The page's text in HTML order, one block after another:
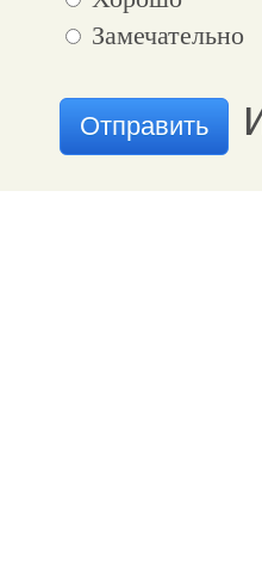
Замечательно
Отправить